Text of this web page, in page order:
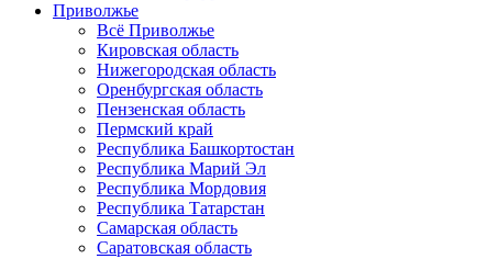
Приволжье
Всё Приволжье
Кировская область
Нижегородская область
Оренбургская область
Пензенская область
Пермский край
Республика Башкортостан
Республика Марий Эл
Республика Мордовия
Республика Татарстан
Самарская область
Саратовская область